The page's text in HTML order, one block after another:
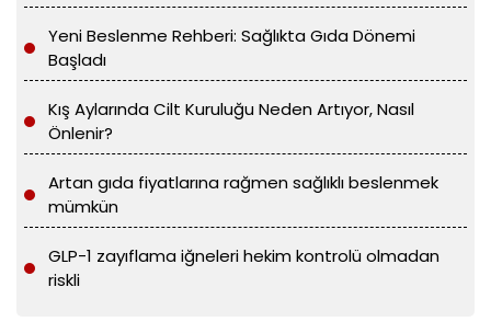
Yeni Beslenme Rehberi: Sağlıkta Gıda Dönemi
Başladı
Kış Aylarında Cilt Kuruluğu Neden Artıyor, Nasıl
Önlenir?
Artan gıda fiyatlarına rağmen sağlıklı beslenmek
mümkün
GLP-1 zayıflama iğneleri hekim kontrolü olmadan
riskli